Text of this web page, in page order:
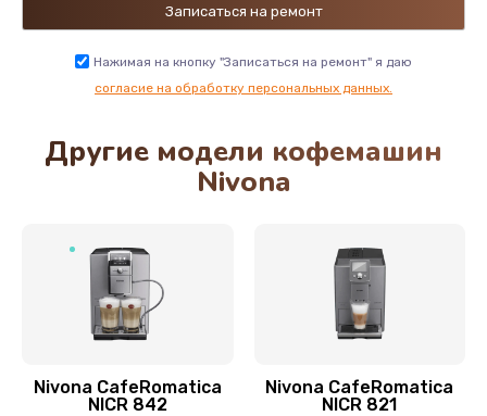
Нажимая на кнопку "Записаться на ремонт" я даю
согласие на обработку персональных данных.
Другие модели кофемашин
Nivona
Nivona CafeRomatica
NICR 842
Nivona CafeRomatica
NICR 821